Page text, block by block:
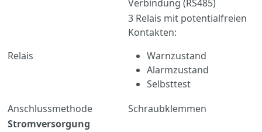
Verbindung (RS485)
Relais
3 Relais mit potentialfreien
Kontakten:
Warnzustand
Alarmzustand
Selbsttest
Anschlussmethode
Schraubklemmen
Stromversorgung